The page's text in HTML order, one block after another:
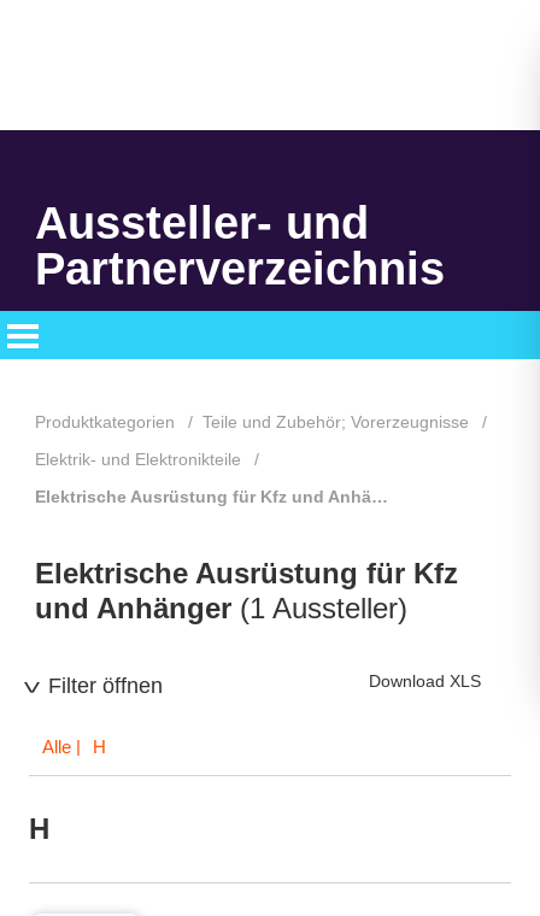
Aussteller- und
Partnerverzeichnis
Produktkategorien
Teile und Zubehör; Vorerzeugnisse
Elektrik- und Elektronikteile
Elektrische Ausrüstung für Kfz und Anhänger
Elektrische Ausrüstung für Kfz
und Anhänger (1 Aussteller)
Filter öffnen Download XLS
Alle | H
H